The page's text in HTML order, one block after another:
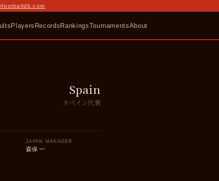
Players RecordsRankingsTournamentsAbout
Spain
スペイン代表
JAPAN MANAGER
森保 一